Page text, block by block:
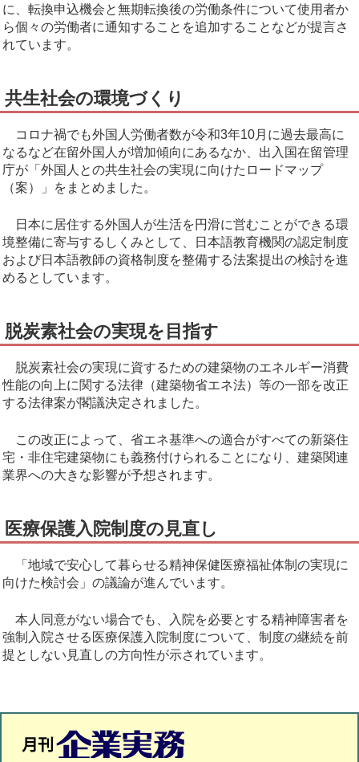
に、転換申込機会と無期転換後の労働条件について使用者か
ら個々の労働者に通知することを追加することなどが提言さ
れています。
共生社会の環境づくり
コロナ禍でも外国人労働者数が令和3年10月に過去最高に
なるなど在留外国人が増加傾向にあるなか、出入国在留管理
庁が「外国人との共生社会の実現に向けたロードマップ
（案）」をまとめました。
日本に居住する外国人が生活を円滑に営むことができる環
境整備に寄与するしくみとして、日本語教育機関の認定制度
および日本語教師の資格制度を整備する法案提出の検討を進
めるとしています。
脱炭素社会の実現を目指す
脱炭素社会の実現に資するための建築物のエネルギー消費
性能の向上に関する法律（建築物省エネ法）等の一部を改正
する法律案が閣議決定されました。
この改正によって、省エネ基準への適合がすべての新築住
宅・非住宅建築物にも義務付けられることになり、建築関連
業界への大きな影響が予想されます。
医療保護入院制度の見直し
「地域で安心して暮らせる精神保健医療福祉体制の実現に
向けた検討会」の議論が進んでいます。
本人同意がない場合でも、入院を必要とする精神障害者を
強制入院させる医療保護入院制度について、制度の継続を前
提としない見直しの方向性が示されています。